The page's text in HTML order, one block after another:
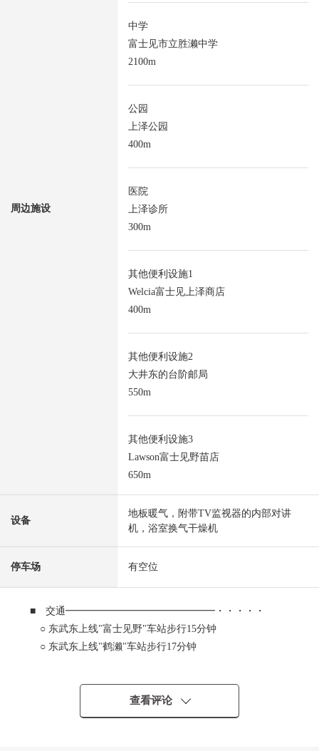
周边施设
中学
富士见市立胜濑中学
2100m
公园
上泽公园
400m
医院
上泽诊所
300m
其他便利设施1
Welcia富士见上泽商店
400m
其他便利设施2
大井东的台阶邮局
550m
其他便利设施3
Lawson富士见野苗店
650m
设备
地板暖气，附带TV监视器的内部对讲
机，浴室换气干燥机
停车场 有空位
■ 交通━━━━━━━━━━━━━━━・・・・・
○ 东武东上线"富士见野"车站步行15分钟
○ 东武东上线"鹤濑"车站步行17分钟
■ 推荐焦点━━━━━━━━━━━━━━━・・・・・
○ 2车站能利用，便于通勤、上学
查看评论